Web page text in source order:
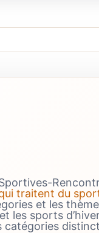
traitent du
et les
les sports
catégories